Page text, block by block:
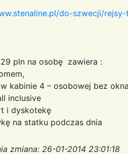
do-szwecji/
pln na osobę zawiera :
kabinie 4 – osobowej bez
inclusive
i dyskotekę
na statku podczas dnia
zmiana: 26-01-2014 23:01:18